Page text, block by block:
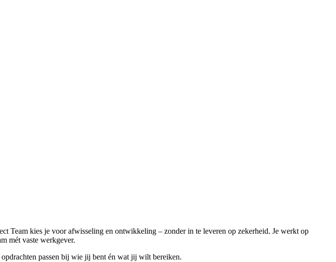
Team kies je voor afwisseling en ontwikkeling – zonder in te leveren op zekerheid. Je werkt op
mét vaste werkgever.
passen bij wie jij bent én wat jij wilt bereiken.